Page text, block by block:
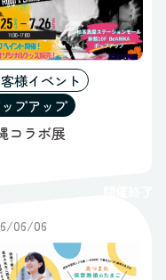
様イベント
プアップ
コラボ展
06/06